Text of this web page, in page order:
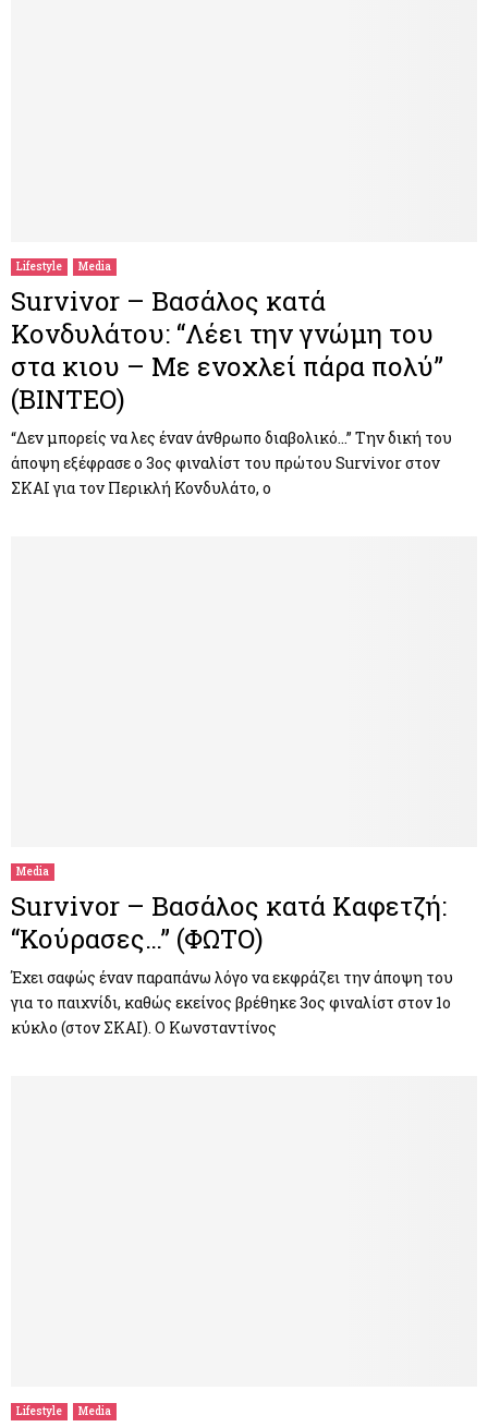
Lifestyle Media
Survivor – Βασάλος κατά
Κονδυλάτου: “Λέει την γνώμη του
στα κιου – Με ενοχλεί πάρα πολύ”
(ΒΙΝΤΕΟ)
“Δεν μπορείς να λες έναν άνθρωπο διαβολικό…” Την δική του
άποψη εξέφρασε ο 3ος φιναλίστ του πρώτου Survivor στον
ΣΚΑΙ για τον Περικλή Κονδυλάτο, ο
Media
Survivor – Βασάλος κατά Καφετζή:
“Κούρασες…” (ΦΩΤΟ)
Έχει σαφώς έναν παραπάνω λόγο να εκφράζει την άποψη του
για το παιχνίδι, καθώς εκείνος βρέθηκε 3ος φιναλίστ στον 1ο
κύκλο (στον ΣΚΑΙ). Ο Κωνσταντίνος
Lifestyle Media